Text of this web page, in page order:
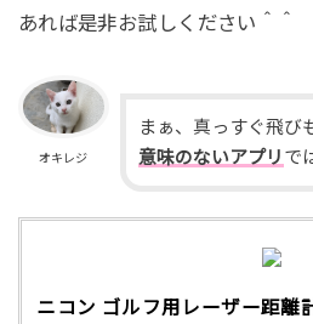
あれば是非お試しください＾＾
オキレジ
まぁ、真っすぐ飛び
意味のないアプリ で
ニコン ゴルフ用レーザー距離